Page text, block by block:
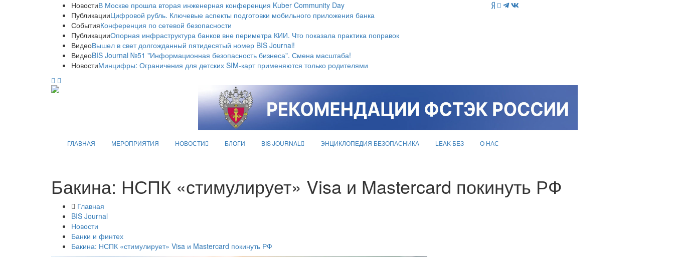
НовостиВ Москве прошла вторая инженерная конференция Kuber Community Day
ПубликацииЦифровой рубль. Ключевые аспекты подготовки мобильного приложения банка
СобытияКонференция по сетевой безопасности
ПубликацииОпорная инфраструктура банков вне периметра КИИ. Что показала практика поправок
ВидеоВышел в свет долгожданный пятидесятый номер BIS Journal!
ВидеоBIS Journal №51 "Информационная безопасность бизнеса". Смена масштаба!
НовостиМинцифры: Ограничения для детских SIM-карт применяются только родителями
ГЛАВНАЯ МЕРОПРИЯТИЯ НОВОСТИ БЛОГИ BIS JOURNAL ЭНЦИКЛОПЕДИЯ БЕЗОПАСНИКА LEAK-БЕЗ О НАС
Бакина: НСПК «стимулирует» Visa и Mastercard покинуть РФ
Главная
BIS Journal
Новости
Банки и финтех
Бакина: НСПК «стимулирует» Visa и Mastercard покинуть РФ